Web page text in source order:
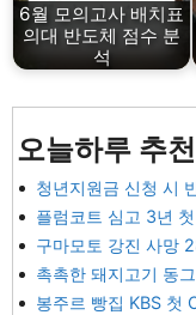
6월 모의고사 배치표
의대 반도체 점수 분
석
오늘하루 추
청년지원금 신청 시
플럼코트 심고 3년
구마모토 강진 사망
촉촉한 돼지고기 동
봉주르 빵집 KBS 첫